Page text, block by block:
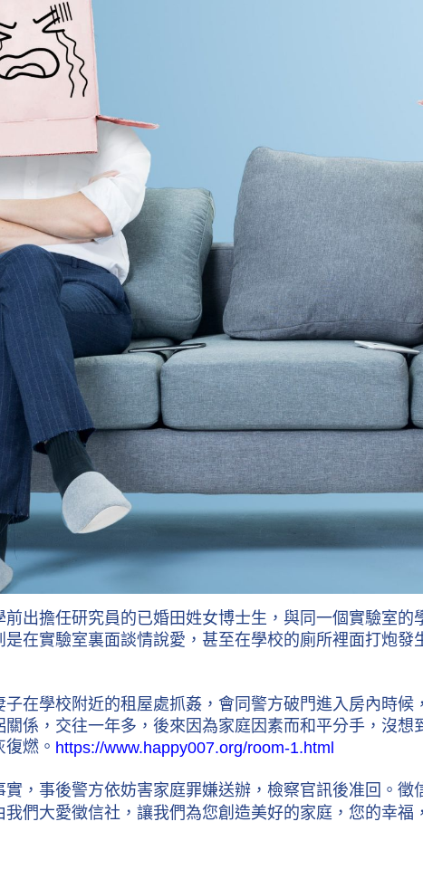
出擔任研究員的已婚田姓女博士生，與同一個實驗室的
在實驗室裏面談情說愛，甚至在學校的廁所裡面打炮
在學校附近的租屋處抓姦，會同警方破門進入房內時
係，交往一年多，後來因為家庭因素而和平分手，沒
燃。 https://www.happy007.org/room-1.html
實，事後警方依妨害家庭罪嫌送辦，檢察官訊後准回。
們大愛徵信社，讓我們為您創造美好的家庭，您的幸